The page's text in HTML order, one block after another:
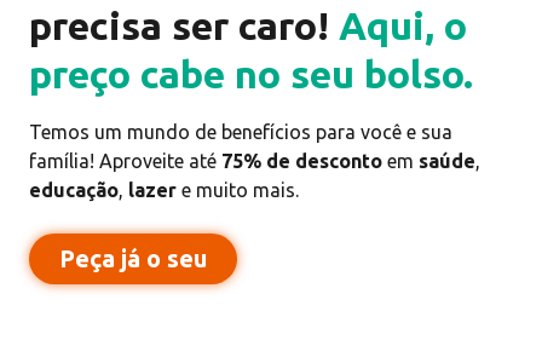
precisa ser caro! Aqui, o
preço cabe no seu bolso.
Temos um mundo de benefícios para você e sua
família! Aproveite até 75% de desconto em saúde,
educação, lazer e muito mais.
Peça já o seu